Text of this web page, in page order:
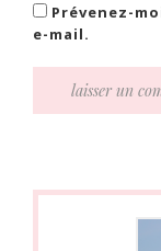
Prévenez-
e-mail.